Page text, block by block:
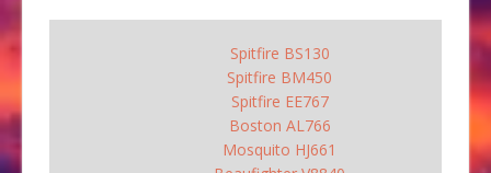
Spitfire BS130
Spitfire BM450
Spitfire EE767
Boston AL766
Mosquito HJ661